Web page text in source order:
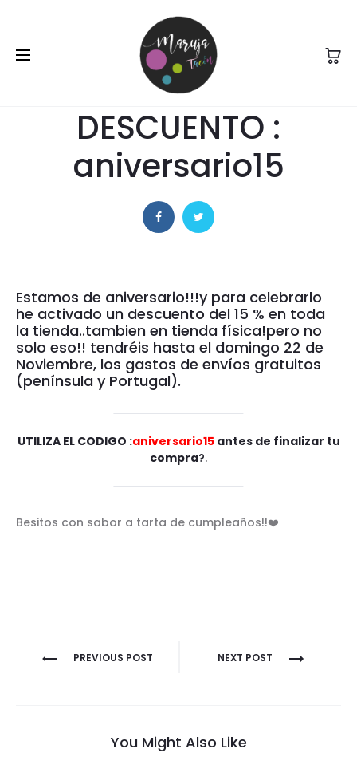
18 de noviembre de 2020 COMPRAS
CODIGO DE
DESCUENTO :
aniversario15
Estamos de aniversario!!!y para celebrarlo
he activado un descuento del 15 % en toda
la tienda..tambien en tienda física!pero no
solo eso!! tendréis hasta el domingo 22 de
Noviembre, los gastos de envíos gratuitos
(península y Portugal).
UTILIZA EL CODIGO :aniversario15antes de finalizar tu
compra?.
Besitos con sabor a tarta de cumpleaños!!❤️
Navegación
PREVIOUS POST NEXT POST
You Might Also Like